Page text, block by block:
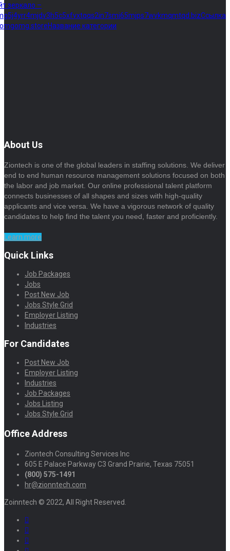
зеркало –
категории
About Us
Ziontech is one of the global leaders in staffing solutions. We deliver
end to end human resource management solutions focused on both
the labor and job market. Our online professional talent platform
connects businesses of all shapes and sizes with high-quality
applicants and vice versa. We have a vigorous network of quality
candidates to help find the talent you need, faster and proficiently.
Learn more
Quick Links
Job Packages
Jobs
Post New Job
Jobs Style Grid
Employer Listing
Industries
For Candidates
Post New Job
Employer Listing
Industries
Job Packages
Jobs Listing
Jobs Style Grid
Office Address
Ziontech Consulting Services Inc
605 E Palace Parkway C3 Grand Prairie, Texas 75051
(800) 575-1491
hr@zionntech.com
Zoinntech © 2022, All Right Reserved.